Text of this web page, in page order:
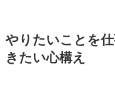
やりたいことを
きたい心構え